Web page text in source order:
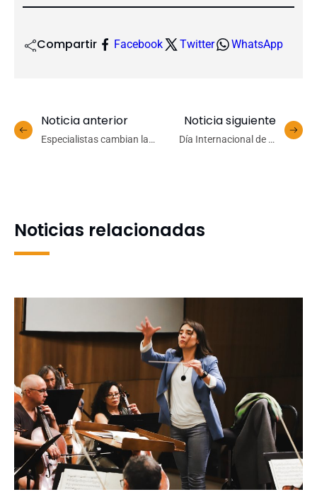
Compartir Facebook Twitter WhatsApp
Noticia anterior
Especialistas cambian la
Noticia siguiente
Día Internacional de la
Noticias relacionadas